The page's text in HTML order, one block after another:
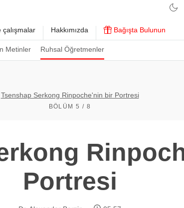
Metinler Ruhsal Öğretmenler
çalışmalar Hakkımızda Bağışta Bulunun
Tsenshap Serkong Rinpoche'nin bir Portresi
BÖLÜM 5 / 8
Portresi